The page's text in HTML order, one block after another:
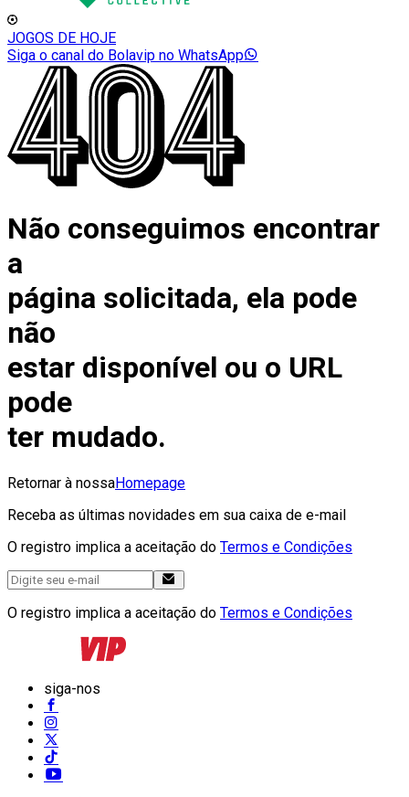
JOGOS DE HOJE
Siga o canal do Bolavip no WhatsApp
Não conseguimos encontrar
a
página solicitada, ela pode
não
estar disponível ou o URL
pode
ter mudado.
Retornar à nossaHomepage
Receba as últimas novidades em sua caixa de e-mail
O registro implica a aceitação do Termos e Condições
O registro implica a aceitação do Termos e Condições
siga-nos